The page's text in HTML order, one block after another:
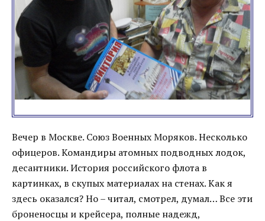
Вечер в Москве. Союз Военных Моряков. Несколько
офицеров. Командиры атомных подводных лодок,
десантники. История российского флота в
картинках, в скупых материалах на стенах. Как я
здесь оказался? Но – читал, смотрел, думал… Все эти
броненосцы и крейсера, полные надежд,